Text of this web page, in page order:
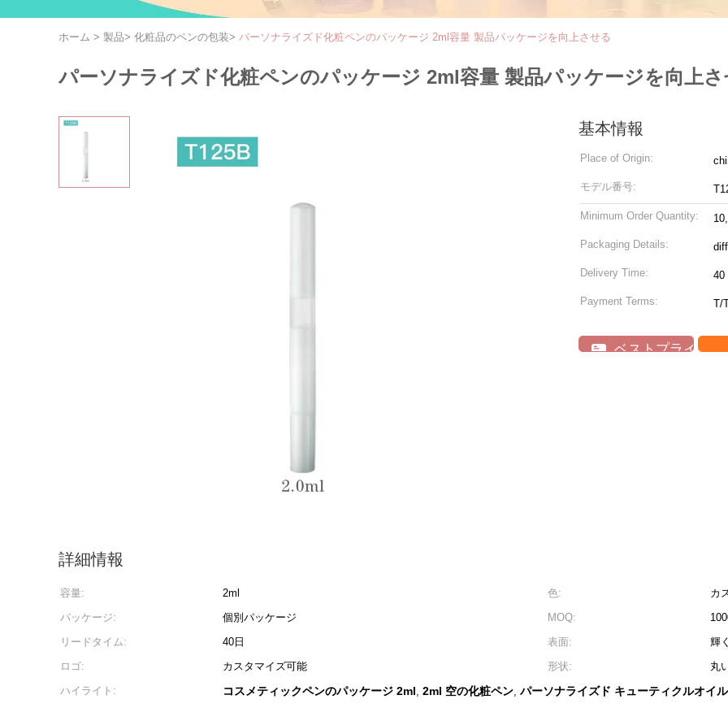
ホーム > 製品> 化粧品のペンの包装> パーソナライズド化粧ペンのパッケージ 2ml容量 製品パッケージを向上させる
パーソナライズド化粧ペンのパッケージ 2ml容量 製品パッケージを向上さ
基本情報
Place of Origin:
モデル番号:
Minimum Order Quantity:
Packaging Details:
Delivery Time: 40
Payment Terms: T/
ベストプライス
詳細情報
容量: 2ml 色:
カ
パッケージ:
個別パッケージ MOQ:
リードタイム:
40日 表面:
輝
ロゴ:
カスタマイズ可能 形状:
丸
ハイライト:
コスメティックペンのパッケージ 2ml, 2ml 空の化粧ペン, パーソナライズド キューティクルオイ